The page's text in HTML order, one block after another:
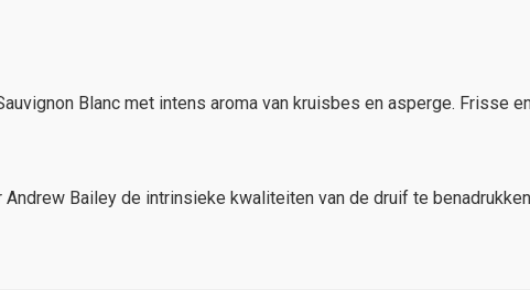
Blanc met intens aroma van kruisbes en asperge. Frisse
Bailey de intrinsieke kwaliteiten van de druif te